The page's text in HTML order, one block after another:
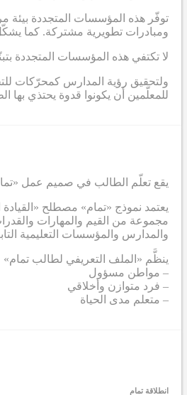
توفّر هذه المؤسسات المتجددة بيئة
ومبادرات تطويرية مشتركة. كما
لا تكتفي هذه المؤسسات المتجددة
ولتحقيق رؤية المدارس كمحرّكات
للمعلّمين أن يكونوا قدوة يحتذي
يقع تعلّم الطالب في صميم عمل
يعتمد نموذج «تمام» مصطلح
مجموعة من القيم والمهارات
والمدارس والمؤسسات التعليمية
ينظَّم «الملف التعريفي لطالب
– مواطن مسؤول
– فرد متوازن وأخلاقي
– متعلم مدى الحياة
انطلاقة تمام